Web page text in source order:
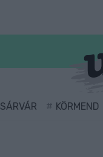
SÁRVÁR KÖRMEND